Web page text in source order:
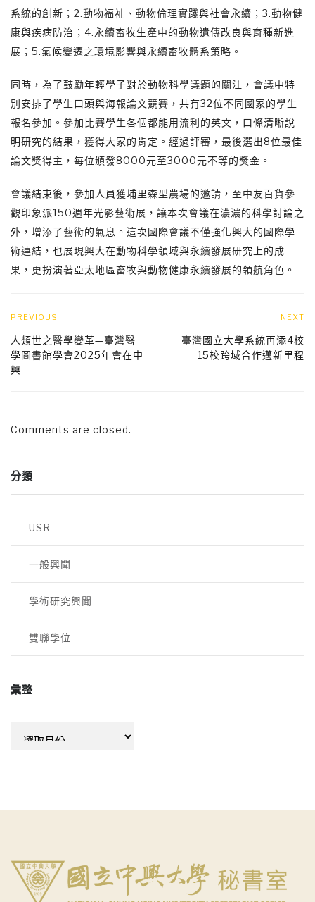
系統的創新；2.動物福祉、動物倫理實踐與社會永續；3.動物健
康與疾病防治；4.永續畜牧生產中的動物遺傳改良與育種新進
展；5.氣候變遷之環境影響與永續畜牧體系策略。
同時，為了鼓勵年輕學子對於動物科學議題的關注，會議中特
別安排了學生口頭與海報論文競賽，共有32位不同國家的學生
報名參加。參加比賽學生各個都能用流利的英文，口條清晰說
明研究的結果，獲得大家的肯定。經過評審，最後選出8位最佳
論文獎得主，每位頒發8000元至3000元不等的獎金。
會議結束後，參加人員獲埔里森型農場的邀請，至中友百貨參
觀印象派150週年光影藝術展，讓本次會議在濃濃的科學討論之
外，增添了藝術的氣息。這次國際會議不僅強化興大的國際學
術連結，也展現興大在動物科學領域與永續發展研究上的成
果，更扮演著亞太地區畜牧與動物健康永續發展的領航角色。
PREVIOUS
人類世之醫學變革—臺灣醫
學圖書館學會2025年會在中
興
NEXT
臺灣國立大學系統再添4校
15校跨域合作邁新里程
Comments are closed.
分類
USR
一般興聞
學術研究興聞
雙聯學位
彙整